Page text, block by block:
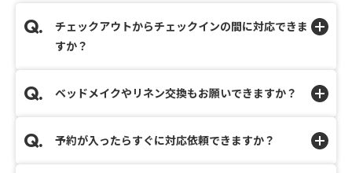
チェックアウトからチェックインの間に対応できま
すか？
ベッドメイクやリネン交換もお願いできますか？
予約が入ったらすぐに対応依頼できますか？